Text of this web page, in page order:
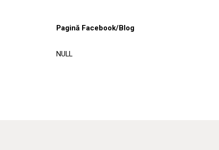
Pagină Facebook/Blog
NULL